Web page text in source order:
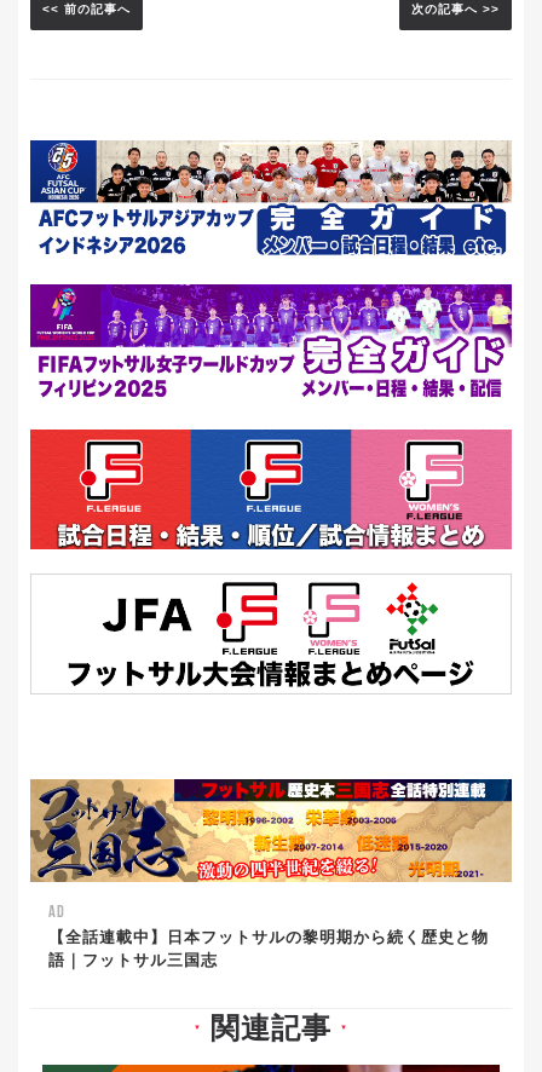
<< 前の記事へ 次の記事へ >>
AD
【全話連載中】日本フットサルの黎明期から続く歴史と物
語｜フットサル三国志
▼ 関連記事 ▼